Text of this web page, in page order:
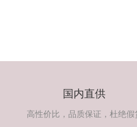
国内直供
高性价比，品质保证，杜绝假